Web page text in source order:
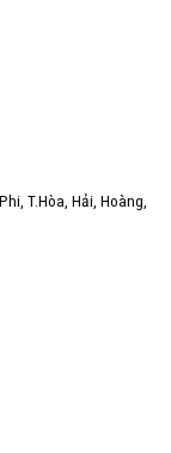
T.Hòa, Hải, Hoàng,